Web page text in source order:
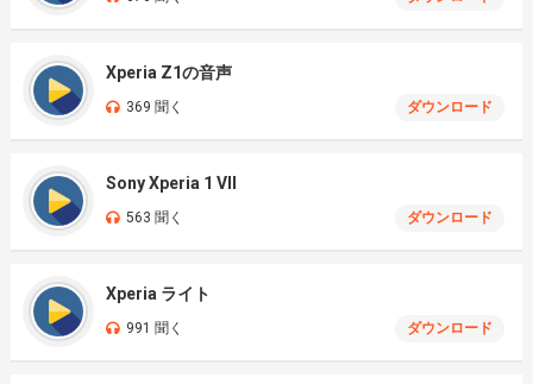
Xperia Z1の音声
369 聞く ダウンロード
Sony Xperia 1 VII
563 聞く ダウンロード
Xperia ライト
991 聞く ダウンロード